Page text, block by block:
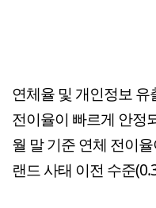
연체율 및 개인정보
전이율이 빠르게 안정
월 말 기준 연체 전이
랜드 사태 이전 수준